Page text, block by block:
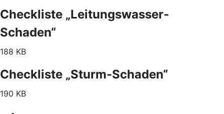
Checkliste „Leitungswasser-
Schaden“
188 KB
Checkliste „Sturm-Schaden“
190 KB